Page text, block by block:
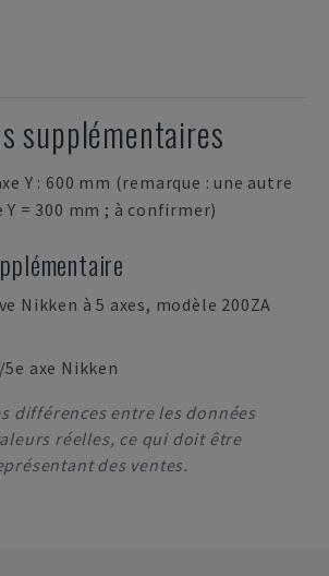
supplémentaires
Y : 600 mm (remarque : une autre
= 300 mm ; à confirmer)
Nikken à 5 axes, modèle 200ZA
axe Nikken
différences entre les données
réelles, ce qui doit être
des ventes.